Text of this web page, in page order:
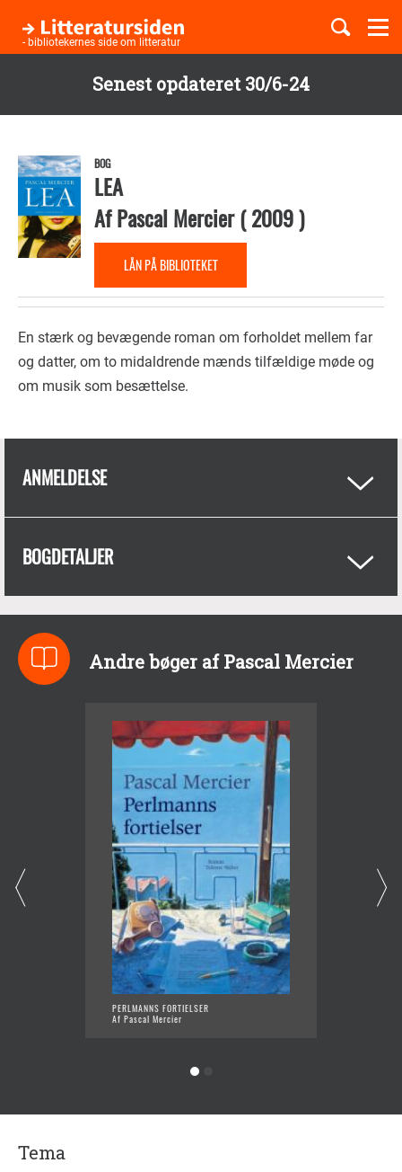
Senest opdateret 30/6-24
hovedindhold
- bibliotekernes side om litteratur
Børnebøger
Temaer
BOG
LEA
AfPascal Mercier(2009)
LÅN PÅ BIBLIOTEKET
En stærk og bevægende roman om forholdet mellem far
og datter, om to midaldrende mænds tilfældige møde og
om musik som besættelse.
ANMELDELSE
BOGDETALJER
Andre bøger af Pascal Mercier
PERLMANNS FORTIELSER
Af Pascal Mercier
Tema